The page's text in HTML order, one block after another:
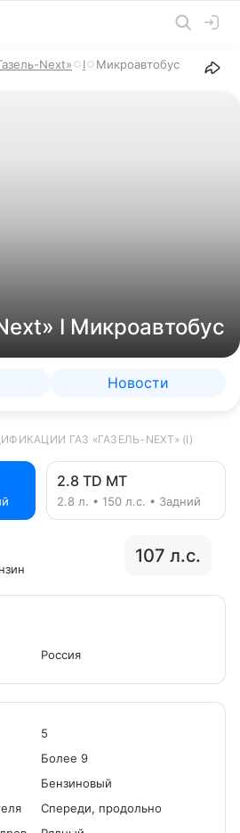
Next» I Микроавтобус
I Микроавтобус
Новости
ГАЗ «ГАЗЕЛЬ-NEXT» (I)
2.8 TD MT
2.8 л. • 150 л.с. • Задний
107 л.с.
Россия
5
Более 9
Бензиновый
Спереди, продольно